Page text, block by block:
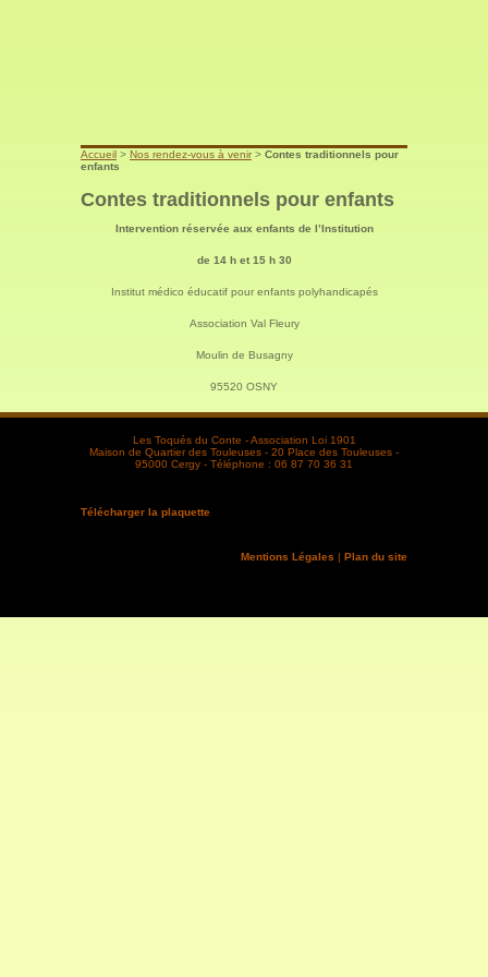
Accueil > Nos rendez-vous à venir > Contes traditionnels pour
enfants
Contes traditionnels pour enfants
Intervention réservée aux enfants de l’Institution
de 14 h et 15 h 30
Institut médico éducatif pour enfants polyhandicapés
Association Val Fleury
Moulin de Busagny
95520 OSNY
Les Toqués du Conte - Association Loi 1901
Maison de Quartier des Touleuses - 20 Place des Touleuses -
95000 Cergy - Téléphone : 06 87 70 36 31
Télécharger la plaquette
Mentions Légales | Plan du site